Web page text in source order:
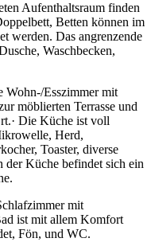
Aufenthaltsraum finden
Betten können im
werden. Das angrenzende
Waschbecken,
Wohn-/Esszimmer mit
möblierten Terrasse und
Die Küche ist voll
Herd,
Toaster, diverse
der Küche befindet sich ein
mit
ist mit allem Komfort
Fön, und WC.